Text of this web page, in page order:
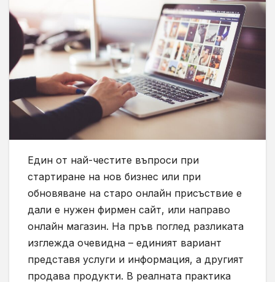
Един от най-честите въпроси при
стартиране на нов бизнес или при
обновяване на старо онлайн присъствие е
дали е нужен фирмен сайт, или направо
онлайн магазин. На пръв поглед разликата
изглежда очевидна – единият вариант
представя услуги и информация, а другият
продава продукти. В реалната практика